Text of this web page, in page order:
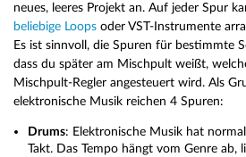
neues, leeres Projekt an. Auf jeder Spur
beliebige Loops oder VST-Instrumente
Es ist sinnvoll, die Spuren für bestimmte
dass du später am Mischpult weißt,
Mischpult-Regler angesteuert wird. Als
elektronische Musik reichen 4 Spuren:
Drums: Elektronische Musik hat
Takt. Das Tempo hängt vom Genre ab,